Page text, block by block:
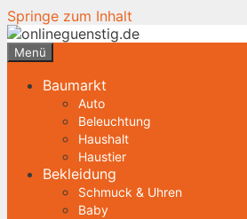
Springe zum Inhalt
Menü
Baumarkt
Auto
Beleuchtung
Haushalt
Haustier
Bekleidung
Schmuck & Uhren
Baby